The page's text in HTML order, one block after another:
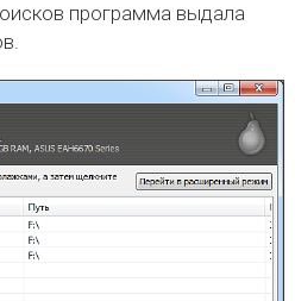
программа выдала